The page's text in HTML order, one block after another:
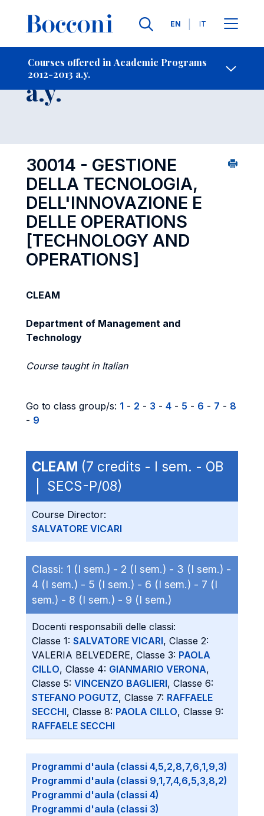
Languages
EN IT
Courses offered in Academic Programs
2012-2013 a.y.
- Contact Us
Course 2012-2013
a.y.
30014 - GESTIONE
DELLA TECNOLOGIA,
DELL'INNOVAZIONE E
DELLE OPERATIONS
[TECHNOLOGY AND
OPERATIONS]
CLEAM
Department of Management and
Technology
Course taught in Italian
Go to class group/s: 1 - 2 - 3 - 4 - 5 - 6 - 7 - 8
- 9
CLEAM (7 credits - I sem. - OB
| SECS-P/08)
Course Director:
SALVATORE VICARI
Classi: 1 (I sem.) - 2 (I sem.) - 3 (I sem.) -
4 (I sem.) - 5 (I sem.) - 6 (I sem.) - 7 (I
sem.) - 8 (I sem.) - 9 (I sem.)
Docenti responsabili delle classi:
Classe 1: SALVATORE VICARI, Classe 2:
VALERIA BELVEDERE, Classe 3: PAOLA
CILLO, Classe 4: GIANMARIO VERONA,
Classe 5: VINCENZO BAGLIERI, Classe 6:
STEFANO POGUTZ, Classe 7: RAFFAELE
SECCHI, Classe 8: PAOLA CILLO, Classe 9:
RAFFAELE SECCHI
Programmi d'aula (classi 4,5,2,8,7,6,1,9,3)
Programmi d'aula (classi 9,1,7,4,6,5,3,8,2)
Programmi d'aula (classi 4)
Programmi d'aula (classi 3)